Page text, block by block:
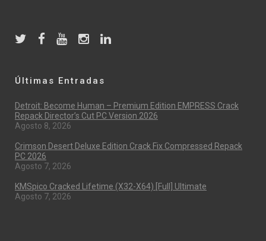
Últimas Entradas
Detroit: Become Human – Premium Edition EMPRESS Crack
Repack Director’s Cut PC Version 2026
Agosto 8, 2026
Crimson Desert Deluxe Edition Crack Fix Compressed Repack
PC 2026
Agosto 7, 2026
KMSpico Cracked Lifetime (x32-X64) [Full] Ultimate
Agosto 7, 2026